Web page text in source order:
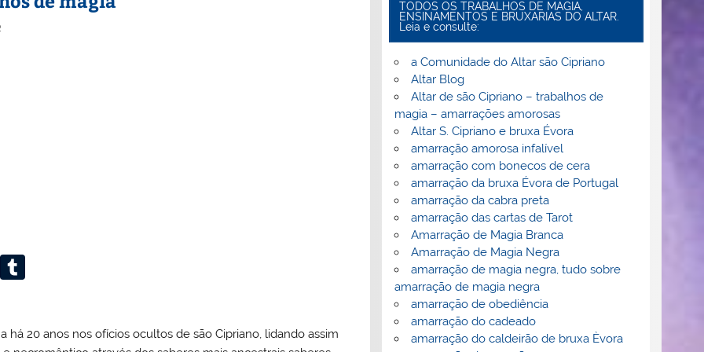
Li
bl
há 20 anos nos ofícios ocultos de são Cipriano, lidando assim
TODOS OS TRABALHOS DE MAGIA,
ENSINAMENTOS E BRUXARIAS DO ALTAR.
Leia e consulte:
a Comunidade do Altar são Cipriano
Altar Blog
Altar de são Cipriano – trabalhos de
magia – amarrações amorosas
Altar S. Cipriano e bruxa Évora
amarração amorosa infalível
amarração com bonecos de cera
amarração da bruxa Évora de Portugal
amarração da cabra preta
amarração das cartas de Tarot
Amarração de Magia Branca
Amarração de Magia Negra
amarração de magia negra, tudo sobre
amarração de magia negra
amarração de obediência
amarração do cadeado
amarração do caldeirão de bruxa Èvora